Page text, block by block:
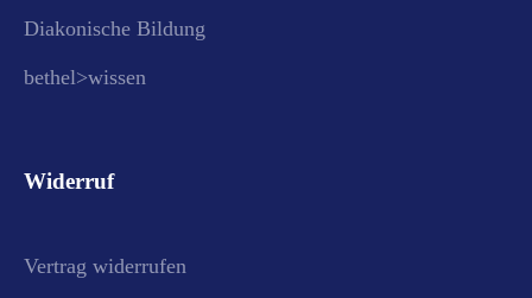
Diakonische Bildung
bethel>wissen
Widerruf
Vertrag widerrufen